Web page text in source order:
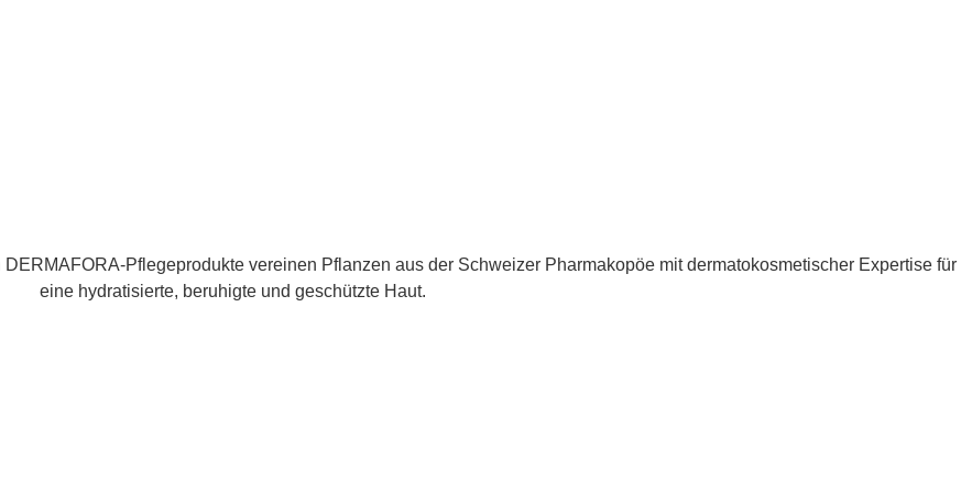
Pflegeprodukte vereinen Pflanzen aus der Schweizer Pharmakopöe mit dermatokosmetischer Expertise für
eine hydratisierte, beruhigte und geschützte Haut.